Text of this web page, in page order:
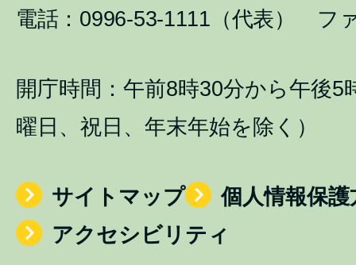
電話：0996-53-1111（代表） フ
開庁時間：午前8時30分から午後5
曜日、祝日、年末年始を除く）
サイトマップ
個人情報保護
アクセシビリティ